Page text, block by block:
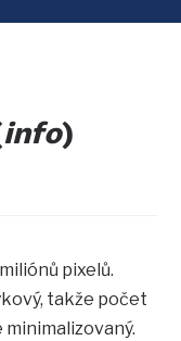
info)
pixelů.
takže počet